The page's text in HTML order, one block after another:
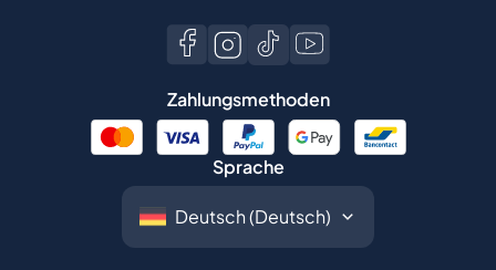
Zahlungsmethoden
Sprache